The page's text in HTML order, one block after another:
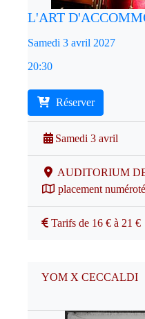
L'ART
Samedi 3 avril 2027
20:30
Réserver
Samedi 3 avril
AUDITORIUM
placement numéroté
Tarifs de 16 € à 21 €
YOM X CECCALDI